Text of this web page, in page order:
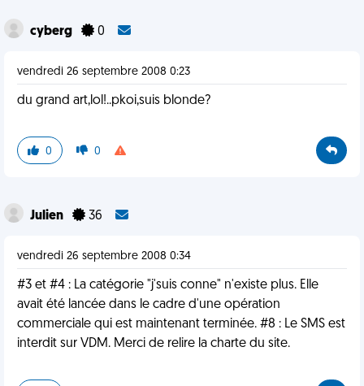
cyberg 0
vendredi 26 septembre 2008 0:23
du grand art,lol!..pkoi,suis blonde?
0 0
Julien 36
vendredi 26 septembre 2008 0:34
#3 et #4 : La catégorie "j'suis conne" n'existe plus. Elle
avait été lancée dans le cadre d'une opération
commerciale qui est maintenant terminée. #8 : Le SMS est
interdit sur VDM. Merci de relire la charte du site.